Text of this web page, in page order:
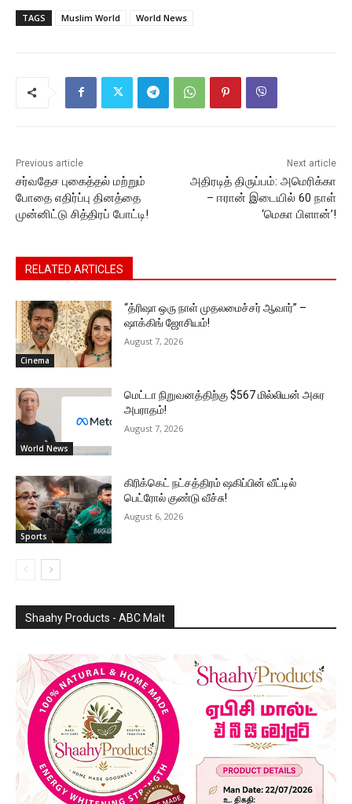
c
itt ai
at
p
p
s
n
g k
TAGS Muslim World World News
Previous article
சர்வதேச புகைத்தல் மற்றும்
போதை எதிர்ப்பு தினத்தை
முன்னிட்டு சித்திரப் போட்டி!
Next article
அதிரடித் திருப்பம்: அமெரிக்கா
– ஈரான் இடையில் 60 நாள்
‘மெகா பிளான்’!
RELATED ARTICLES
Cinema
“த்ரிஷா ஒரு நாள் முதலமைச்சர் ஆவார்” –
ஷாக்கிங் ஜோசியம்!
August 7, 2026
World News
மெட்டா நிறுவனத்திற்கு $567 மில்லியன் அசுர
அபராதம்!
August 7, 2026
Sports
கிரிக்கெட் நட்சத்திரம் ஷகிப்பின் வீட்டில்
பெட்ரோல் குண்டு வீச்சு!
August 6, 2026
Shaahy Products - ABC Malt